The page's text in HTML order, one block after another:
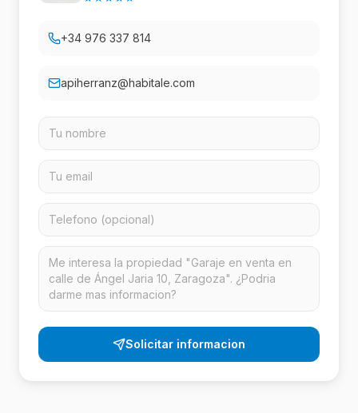
+34 976 337 814
apiherranz@habitale.com
Solicitar informacion